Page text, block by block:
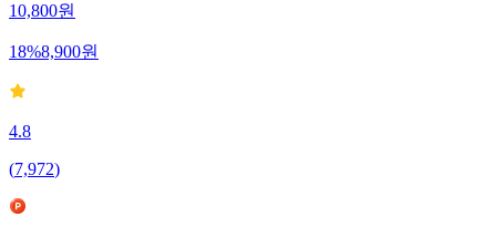
10,800원
18%8,900원
4.8
(7,972)